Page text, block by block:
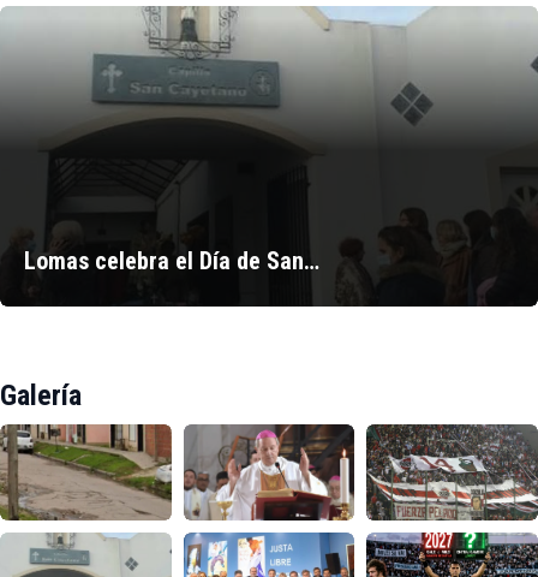
Lomas celebra el Día de San…
Galería